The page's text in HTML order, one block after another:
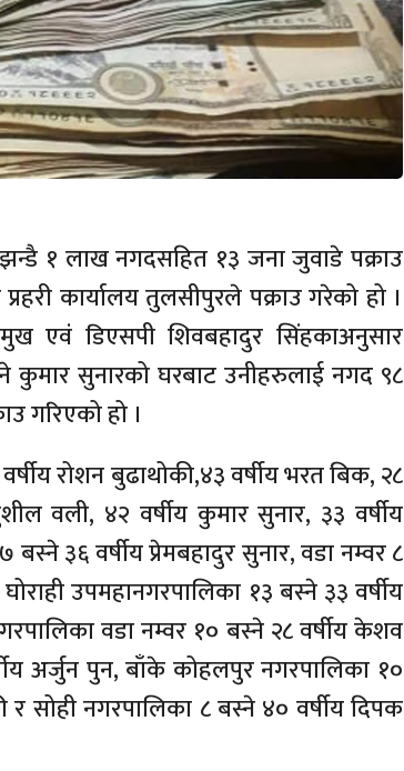
१ लाख नगदसहित १३ जना जुवाडे पक्राउ
कार्यालय तुलसीपुरले पक्राउ गरेको हो ।
एवं डिएसपी शिवबहादुर सिंहकाअनुसार
कुमार सुनारको घरबाट उनीहरुलाई नगद ९८
गरिएको हो ।
रोशन बुढाथोकी,४३ वर्षीय भरत बिक, २८
वली, ४२ वर्षीय कुमार सुनार, ३३ वर्षीय
३६ वर्षीय प्रेमबहादुर सुनार, वडा नम्वर ८
उपमहानगरपालिका १३ बस्ने ३३ वर्षीय
वडा नम्वर १० बस्ने २८ वर्षीय केशव
अर्जुन पुन, बाँके कोहलपुर नगरपालिका १०
र सोही नगरपालिका ८ बस्ने ४० वर्षीय दिपक